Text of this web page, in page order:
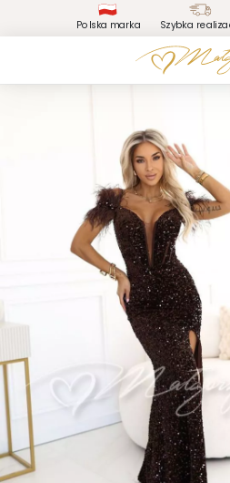
Polska marka Szybka